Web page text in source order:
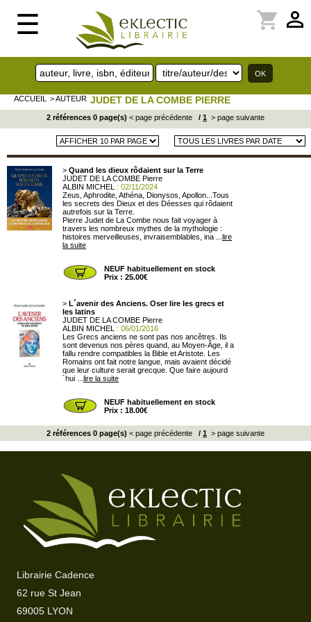
☰ perm_identity
shopping_cart
ACCUEIL > AUTEUR JUDET DE LA COMBE PIERRE
2 références 0 page(s) < page précédente / 1 > page suivante
> Quand les dieux rôdaient sur la Terre
JUDET DE LA COMBE Pierre
ALBIN MICHEL
: 02/11/2024
Zeus, Aphrodite, Athéna, Dionysos, Apollon...Tous
les secrets des Dieux et des Déesses qui rôdaient
autrefois sur la Terre.
Pierre Judet de La Combe nous fait voyager à
travers les nombreux mythes de la mythologie :
histoires merveilleuses, invraisemblables, ina ... lire
la suite
NEUF habituellement en stock
Prix : 25.00€
> L´avenir des Anciens. Oser lire les grecs et
les latins
JUDET DE LA COMBE Pierre
ALBIN MICHEL
: 06/01/2016
Les Grecs anciens ne sont pas nos ancêtres. Ils
sont devenus nos pères quand, au Moyen-Âge, il a
fallu rendre compatibles la Bible et Aristote. Les
Romains ont fait notre langue, mais avaient décidé
que leur culture serait grecque. Que faire aujourd
´hui ... lire la suite
NEUF habituellement en stock
Prix : 18.00€
2 références 0 page(s) < page précédente / 1 > page suivante
Librairie Cadence
62 rue St Jean
69005 LYON